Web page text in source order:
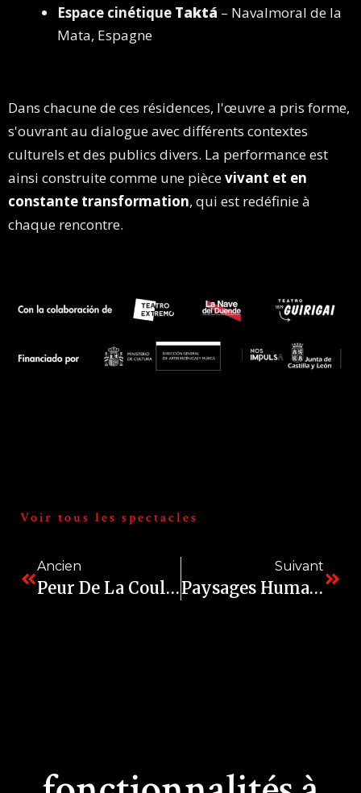
Espace cinétique Taktá – Navalmoral de la
Mata, Espagne
Dans chacune de ces résidences, l'œuvre a pris forme,
s'ouvrant au dialogue avec différents contextes
culturels et des publics divers. La performance est
ainsi construite comme une piècevivant et en
constante transformation, qui est redéfinie à
chaque rencontre.
Voir tous les spectacles
Ancien
Peur De La Couleur
Suivant
Paysages Humains